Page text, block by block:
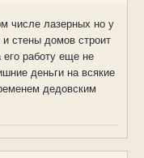
числе лазерных но у
стены домов строит
работу еще не
деньги на всякие
дедовским